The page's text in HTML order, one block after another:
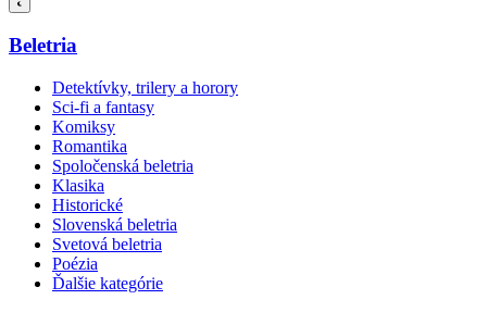
Beletria
Detektívky, trilery a horory
Sci-fi a fantasy
Komiksy
Romantika
Spoločenská beletria
Klasika
Historické
Slovenská beletria
Svetová beletria
Poézia
Ďalšie kategórie